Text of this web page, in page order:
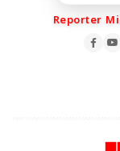
Reporter